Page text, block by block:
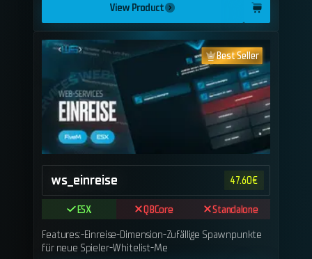
View Product
Best Seller
ws_einreise 47.60€
ESX QBCore
Standalone
Features:-Einreise-Dimension-Zufällige Spawnpunkte
für neue Spieler-Whitelist-Me